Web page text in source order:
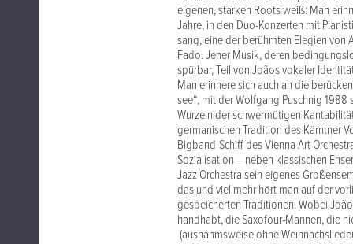
eigenen, starken Roots weiß: Man
Jahre, in den Duo-Konzerten mit
sang, eine der berühmten Elegien
Fado. Jener Musik, deren
spürbar, Teil von Joãos vokaler
Man erinnere sich auch an die
see“, mit der Wolfgang Puschnig
Wurzeln der schwermütigen
germanischen Tradition des Kärntner
Bigband-Schiff des Vienna Art
Sozialisation – neben klassischen
Jazz Orchestra sein eigenes
das und viel mehr hört man auf der
gespeicherten Traditionen. Wobei
handhabt, die Saxofour-Mannen, die
(ausnahmsweise ohne